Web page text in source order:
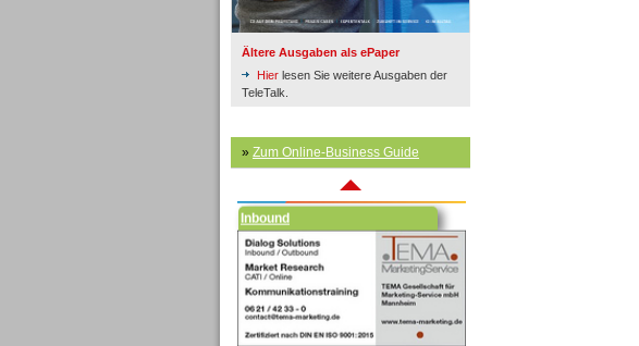
Ältere Ausgaben als ePaper
Hier lesen Sie weitere Ausgaben der
TeleTalk.
» Zum Online-Business Guide
Inbound
Inbound